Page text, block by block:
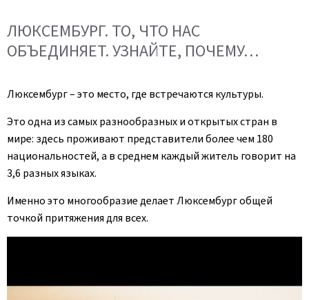
ЛЮКСЕМБУРГ. ТО, ЧТО НАС
ОБЪЕДИНЯЕТ. УЗНАЙТЕ, ПОЧЕМУ…
Люксембург – это место, где встречаются культуры.
Это одна из самых разнообразных и открытых стран в
мире: здесь проживают представители более чем 180
национальностей, а в среднем каждый житель говорит на
3,6 разных языках.
Именно это многообразие делает Люксембург общей
точкой притяжения для всех.